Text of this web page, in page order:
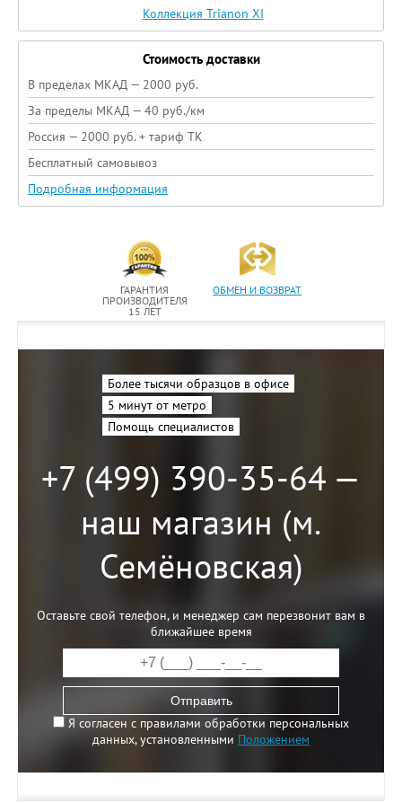
Коллекция Trianon XI
Стоимость доставки
В пределах МКАД — 2000 руб.
За пределы МКАД — 40 руб./км
Россия — 2000 руб. + тариф ТК
Бесплатный самовывоз
Подробная информация
ГАРАНТИЯ
ПРОИЗВОДИТЕЛЯ
15 ЛЕТ
ОБМЕН И ВОЗВРАТ
Более тысячи образцов в офисе
5 минут от метро
Помощь специалистов
+7 (499) 390-35-64 —
наш магазин (м.
Семёновская)
Оставьте свой телефон, и менеджер сам перезвонит вам в
ближайшее время
Отправить
Я согласен с правилами обработки персональных
данных, установленными Положением